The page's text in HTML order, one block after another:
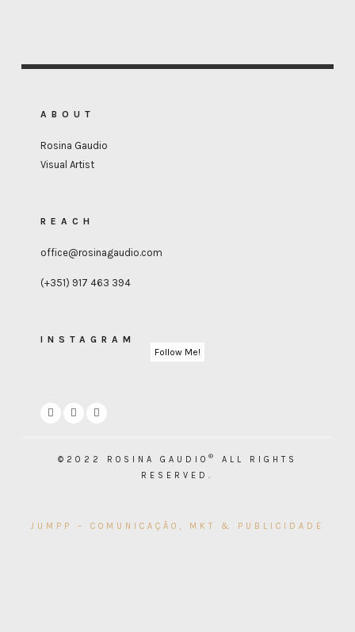
ABOUT
Rosina Gaudio
Visual Artist
REACH
office@rosinagaudio.com
(+351) 917 463 394
INSTAGRAM
Follow Me!
©2022 ROSINA GAUDIO ®
ALL RIGHTS
RESERVED.
JUMPP – COMUNICAÇÃO, MKT & PUBLICIDADE